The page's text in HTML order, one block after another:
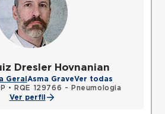
Dresler Hovnanian
Geral Asma GraveVer todas
•
RQE 129766 - Pneumologia
Ver perfil